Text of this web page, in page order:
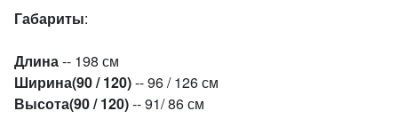
Габариты:
Длина-- 198 см
Ширина(90 / 120)-- 96 / 126 см
Высота(90 / 120)-- 91/ 86 см